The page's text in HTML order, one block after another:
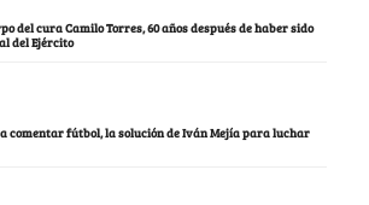
del cura Camilo Torres, 60 años después de haber sido
del Ejército
comentar fútbol, la solución de Iván Mejía para luchar